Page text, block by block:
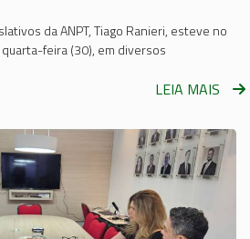
da ANPT, Tiago Ranieri, esteve no
feira (30), em diversos
LEIA MAIS